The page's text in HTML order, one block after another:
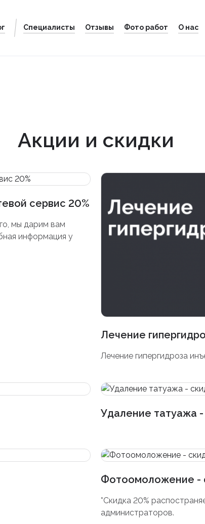
Специалисты Отзывы Фото работ О нас
Акции и скидки
сервис 20%
мы дарим вам
информация у
Лечение
Лечение гипергидроза
Удаление татуажа -
Фотоомоложение -
*Скидка 20%
администраторов.